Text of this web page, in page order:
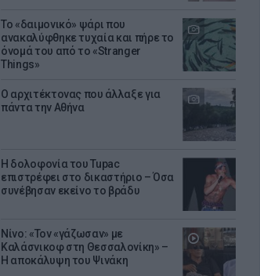
Το «δαιμονικό» ψάρι που
ανακαλύφθηκε τυχαία και πήρε το
όνομά του από το «Stranger
Things»
Ο αρχιτέκτονας που άλλαξε για
πάντα την Αθήνα
Η δολοφονία του Tupac
επιστρέφει στο δικαστήριο – Όσα
συνέβησαν εκείνο το βράδυ
Νίνο: «Τον «γάζωσαν» με
Καλάσνικοφ στη Θεσσαλονίκη» –
Η αποκάλυψη του Ψινάκη